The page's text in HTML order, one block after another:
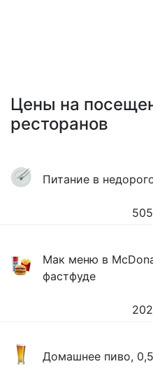
Цены на
ресторанов
Питание в
Мак меню в
фастфуде
Домашнее пиво,